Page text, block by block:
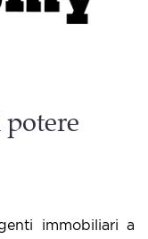
potere
immobiliari a